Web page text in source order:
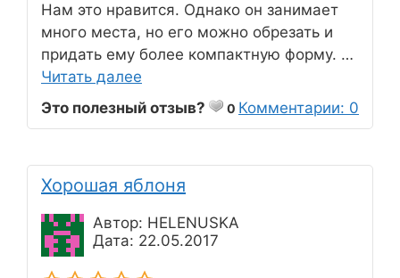
Нам это нравится. Однако он занимает
много места, но его можно обрезать и
придать ему более компактную форму. …
Читать далее
Это полезный отзыв?
0 Комментарии: 0
Хорошая яблоня
Автор: HELENUSKA
Дата: 22.05.2017